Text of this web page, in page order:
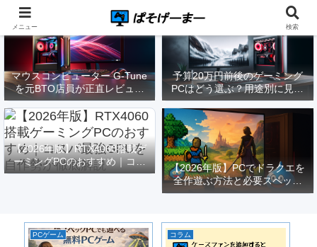
マウスコンピューター G-Tune
を元BTO店員が正直レビュー
｜実際どうなの？
予算20万円前後のゲーミング
PCはどう選ぶ？用途別に見る
構成と注意点【2026年版】
【2026年版】RTX4060搭載ゲ
ーミングPCのおすすめ｜コス
パ最強GPUを自作勢が徹底解
【2026年版】PCでドラクエを
全作遊ぶ方法と必要スペック
｜FF14勢がまとめてみた
PCゲーム コラム
メニュー 検索